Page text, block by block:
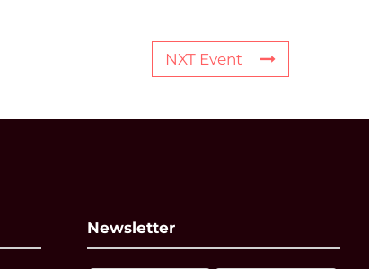
NXT Event
Newsletter